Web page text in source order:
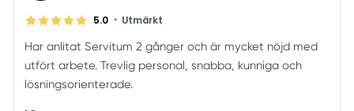
5.0 • Utmärkt
Har anlitat Servitum 2 gånger och är mycket nöjd med
utfört arbete. Trevlig personal, snabba, kunniga och
lösningsorienterade.